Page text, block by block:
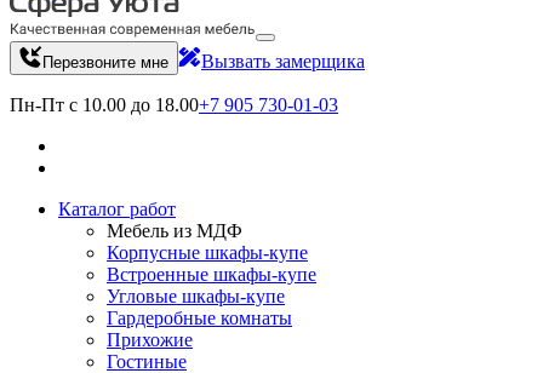
Перезвоните мне Вызвать замерщика
Пн-Пт с 10.00 до 18.00+7 905 730-01-03
Каталог работ
Мебель из МДФ
Корпусные шкафы-купе
Встроенные шкафы-купе
Угловые шкафы-купе
Гардеробные комнаты
Прихожие
Гостиные